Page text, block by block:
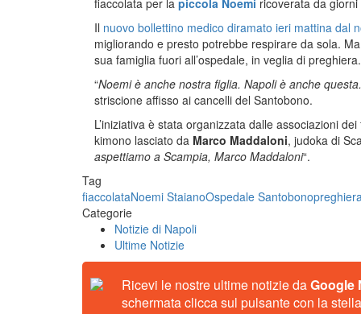
fiaccolata per la piccola Noemi ricoverata da
Il nuovo bollettino medico diramato ieri mattina dal
migliorando e presto potrebbe respirare da sola.
sua famiglia fuori all’ospedale, in veglia di preghiera.
“Noemi è anche nostra figlia. Napoli è anche
striscione affisso ai cancelli del Santobono.
L’iniziativa è stata organizzata dalle associazioni
kimono lasciato da Marco Maddaloni, judoka di
aspettiamo a Scampia, Marco Maddaloni“.
Tag
fiaccolataNoemi StaianoOspedale Santobono
Categorie
Notizie di Napoli
Ultime Notizie
Ricevi le nostre ultime notizie daGoogle
schermata clicca sul pulsante con la